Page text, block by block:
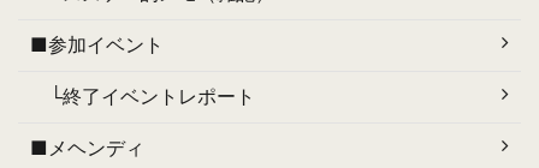
■参加イベント
└終了イベントレポート
■メヘンディ